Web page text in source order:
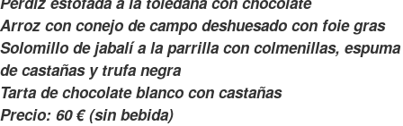
Arroz con conejo de campo deshuesado con foie gras
Solomillo de jabalí a la parrilla con colmenillas, espuma
de castañas y trufa negra
Tarta de chocolate blanco con castañas
Precio: 60 € (sin bebida)